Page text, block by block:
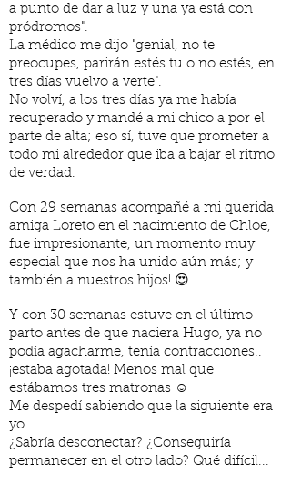
a punto de dar a luz y una ya está con
pródromos".
La médico me dijo "genial, no te
preocupes, parirán estés tu o no estés, en
tres días vuelvo a verte".
No volví, a los tres días ya me había
recuperado y mandé a mi chico a por el
parte de alta; eso sí, tuve que prometer a
todo mi alrededor que iba a bajar el ritmo
de verdad.
Con 29 semanas acompañé a mi querida
amiga Loreto en el nacimiento de Chloe,
fue impresionante, un momento muy
especial que nos ha unido aún más; y
también a nuestros hijos! 😍
Y con 30 semanas estuve en el último
parto antes de que naciera Hugo, ya no
podía agacharme, tenía contracciones..
¡estaba agotada! Menos mal que
estábamos tres matronas ☺️
Me despedí sabiendo que la siguiente era
yo...
¿Sabría desconectar? ¿Conseguiría
permanecer en el otro lado? Qué difícil...